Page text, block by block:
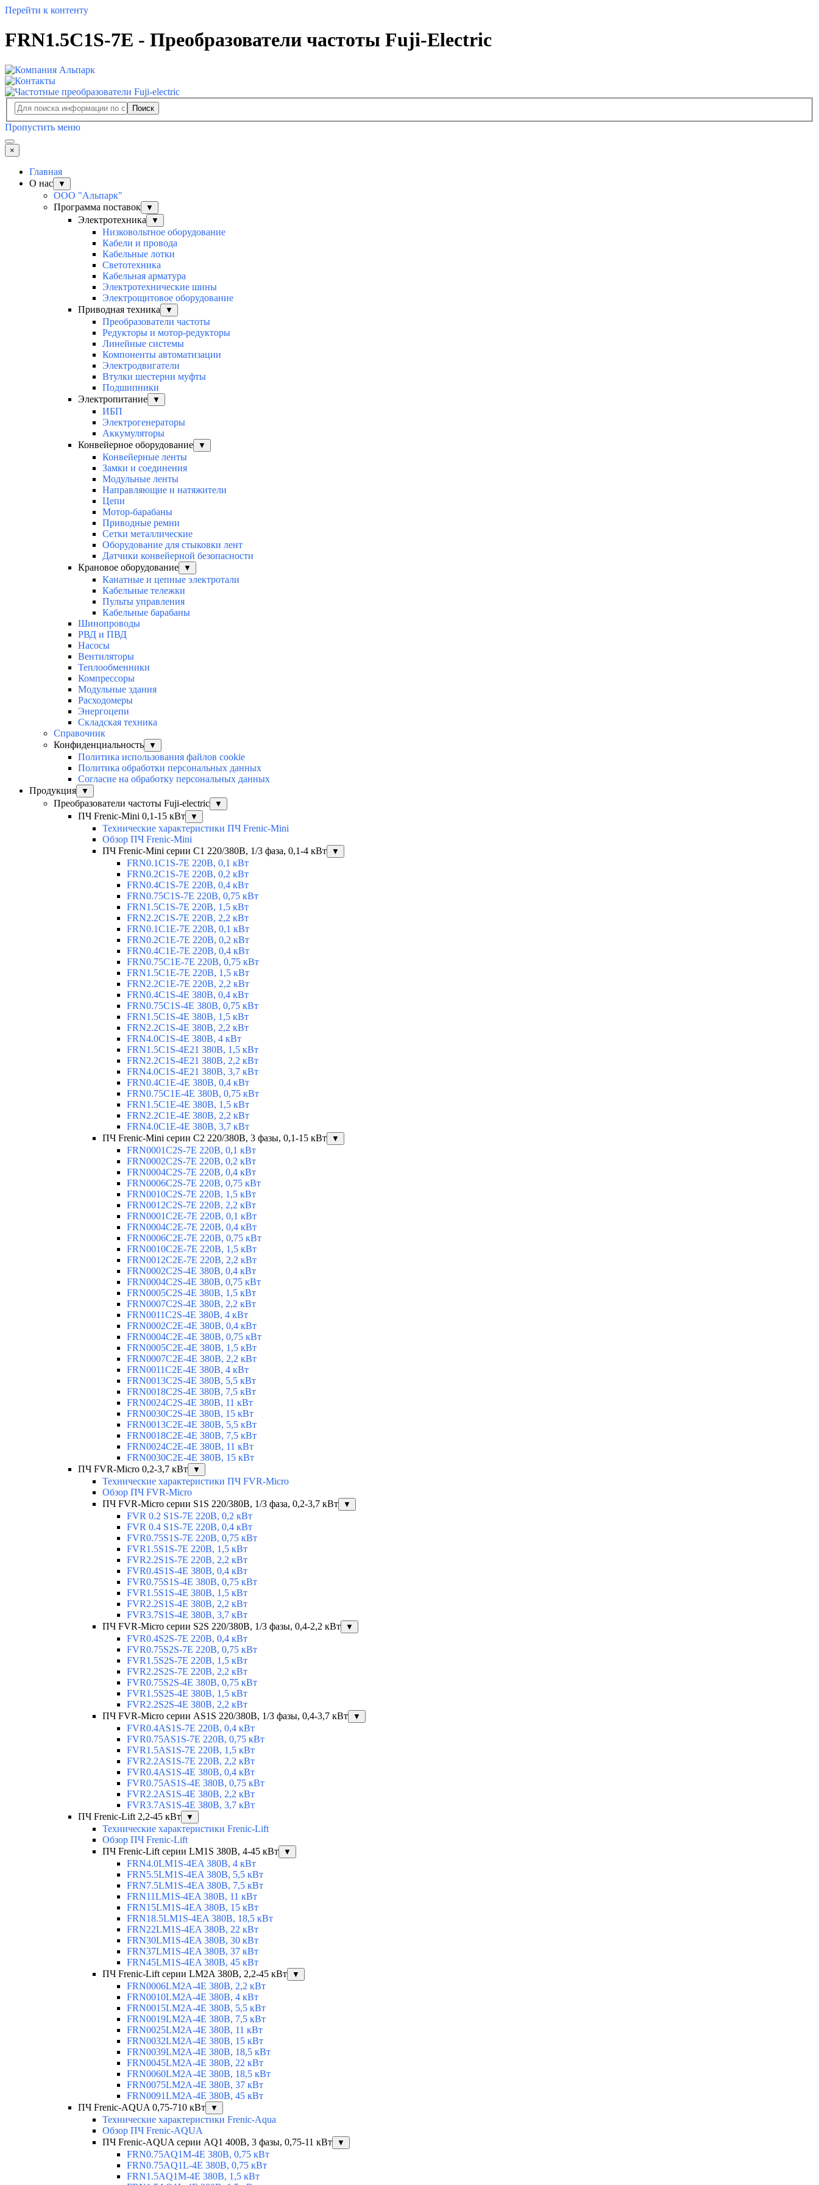
Перейти к контенту
FRN1.5C1S-7E - Преобразователи частоты Fuji-Electric
Поиск
Пропустить меню
×
Главная
О нас
▼
ООО "Альпарк"
Программа поставок
▼
Электротехника ▼
Низковольтное оборудование
Кабели и провода
Кабельные лотки
Светотехника
Кабельная арматура
Электротехнические шины
Электрощитовое оборудование
Приводная техника
▼
Преобразователи частоты
Редукторы и мотор-редукторы
Линейные системы
Компоненты автоматизации
Электродвигатели
Втулки шестерни муфты
Подшипники
Электропитание
▼
ИБП
Электрогенераторы
Аккумуляторы
Конвейерное оборудование
▼
Конвейерные ленты
Замки и соединения
Модульные ленты
Направляющие и натяжители
Цепи
Мотор-барабаны
Приводные ремни
Сетки металлические
Оборудование для стыковки лент
Датчики конвейерной безопасности
Крановое оборудование
▼
Канатные и цепные электротали
Кабельные тележки
Пульты управления
Кабельные барабаны
Шинопроводы
РВД и ПВД
Насосы
Вентиляторы
Теплообменники
Компрессоры
Модульные здания
Расходомеры
Энергоцепи
Складская техника
Справочник
Конфиденциальность
▼
Политика использования файлов cookie
Политика обработки персональных данных
Согласие на обработку персональных данных
Продукция
▼
Преобразователи частоты Fuji-electric ▼
ПЧ Frenic-Mini 0,1-15 кВт ▼
Технические характеристики ПЧ Frenic-Mini
Обзор ПЧ Frenic-Mini
ПЧ Frenic-Mini серии C1 220/380В, 1/3 фаза, 0,1-4 кВт
▼
FRN0.1C1S-7E 220В, 0,1 кВт
FRN0.2C1S-7E 220В, 0,2 кВт
FRN0.4C1S-7E 220В, 0,4 кВт
FRN0.75C1S-7E 220В, 0,75 кВт
FRN1.5C1S-7E 220В, 1,5 кВт
FRN2.2C1S-7E 220В, 2,2 кВт
FRN0.1C1E-7E 220В, 0,1 кВт
FRN0.2C1E-7E 220В, 0,2 кВт
FRN0.4C1E-7E 220В, 0,4 кВт
FRN0.75C1E-7E 220В, 0,75 кВт
FRN1.5C1E-7E 220В, 1,5 кВт
FRN2.2C1E-7E 220В, 2,2 кВт
FRN0.4C1S-4E 380В, 0,4 кВт
FRN0.75C1S-4E 380В, 0,75 кВт
FRN1.5C1S-4E 380В, 1,5 кВт
FRN2.2C1S-4E 380В, 2,2 кВт
FRN4.0C1S-4E 380В, 4 кВт
FRN1.5C1S-4E21 380В, 1,5 кВт
FRN2.2C1S-4E21 380В, 2,2 кВт
FRN4.0C1S-4E21 380В, 3,7 кВт
FRN0.4C1E-4E 380В, 0,4 кВт
FRN0.75C1E-4E 380В, 0,75 кВт
FRN1.5C1E-4E 380В, 1,5 кВт
FRN2.2C1E-4E 380В, 2,2 кВт
FRN4.0C1E-4E 380В, 3,7 кВт
ПЧ Frenic-Mini серии С2 220/380В, 3 фазы, 0,1-15 кВт
▼
FRN0001C2S-7E 220В, 0,1 кВт
FRN0002C2S-7E 220В, 0,2 кВт
FRN0004C2S-7E 220В, 0,4 кВт
FRN0006C2S-7E 220В, 0,75 кВт
FRN0010C2S-7E 220В, 1,5 кВт
FRN0012C2S-7E 220В, 2,2 кВт
FRN0001C2E-7E 220В, 0,1 кВт
FRN0004C2E-7E 220В, 0,4 кВт
FRN0006C2E-7E 220В, 0,75 кВт
FRN0010C2E-7E 220В, 1,5 кВт
FRN0012C2E-7E 220В, 2,2 кВт
FRN0002C2S-4E 380В, 0,4 кВт
FRN0004C2S-4E 380В, 0,75 кВт
FRN0005C2S-4E 380В, 1,5 кВт
FRN0007C2S-4E 380В, 2,2 кВт
FRN0011C2S-4E 380В, 4 кВт
FRN0002C2E-4E 380В, 0,4 кВт
FRN0004C2E-4E 380В, 0,75 кВт
FRN0005C2E-4E 380В, 1,5 кВт
FRN0007C2E-4E 380В, 2,2 кВт
FRN0011C2E-4E 380В, 4 кВт
FRN0013C2S-4E 380В, 5,5 кВт
FRN0018C2S-4E 380В, 7,5 кВт
FRN0024C2S-4E 380В, 11 кВт
FRN0030C2S-4E 380В, 15 кВт
FRN0013C2E-4E 380В, 5,5 кВт
FRN0018C2E-4E 380В, 7,5 кВт
FRN0024C2E-4E 380В, 11 кВт
FRN0030C2E-4E 380В, 15 кВт
ПЧ FVR-Micro 0,2-3,7 кВт
▼
Технические характеристики ПЧ FVR-Micro
Обзор ПЧ FVR-Micro
ПЧ FVR-Micro серии S1S 220/380В, 1/3 фаза, 0,2-3,7 кВт
▼
FVR 0.2 S1S-7E 220В, 0,2 кВт
FVR 0.4 S1S-7E 220В, 0,4 кВт
FVR0.75S1S-7E 220В, 0,75 кВт
FVR1.5S1S-7E 220В, 1,5 кВт
FVR2.2S1S-7E 220В, 2,2 кВт
FVR0.4S1S-4E 380В, 0,4 кВт
FVR0.75S1S-4E 380В, 0,75 кВт
FVR1.5S1S-4E 380В, 1,5 кВт
FVR2.2S1S-4E 380В, 2,2 кВт
FVR3.7S1S-4E 380В, 3,7 кВт
ПЧ FVR-Micro серии S2S 220/380В, 1/3 фазы, 0,4-2,2 кВт
▼
FVR0.4S2S-7E 220В, 0,4 кВт
FVR0.75S2S-7E 220В, 0,75 кВт
FVR1.5S2S-7E 220В, 1,5 кВт
FVR2.2S2S-7E 220В, 2,2 кВт
FVR0.75S2S-4E 380В, 0,75 кВт
FVR1.5S2S-4E 380В, 1,5 кВт
FVR2.2S2S-4E 380В, 2,2 кВт
ПЧ FVR-Micro серии AS1S 220/380В, 1/3 фазы, 0,4-3,7 кВт
▼
FVR0.4AS1S-7E 220В, 0,4 кВт
FVR0.75AS1S-7E 220В, 0,75 кВт
FVR1.5AS1S-7E 220В, 1,5 кВт
FVR2.2AS1S-7E 220В, 2,2 кВт
FVR0.4AS1S-4E 380В, 0,4 кВт
FVR0.75AS1S-4E 380В, 0,75 кВт
FVR2.2AS1S-4E 380В, 2,2 кВт
FVR3.7AS1S-4E 380В, 3,7 кВт
ПЧ Frenic-Lift 2,2-45 кВт
▼
Технические характеристики Frenic-Lift
Обзор ПЧ Frenic-Lift
ПЧ Frenic-Lift серии LM1S 380В, 4-45 кВт
▼
FRN4.0LM1S-4EA 380В, 4 кВт
FRN5.5LM1S-4EA 380В, 5,5 кВт
FRN7.5LM1S-4EA 380В, 7,5 кВт
FRN11LM1S-4EA 380В, 11 кВт
FRN15LM1S-4EA 380В, 15 кВт
FRN18.5LM1S-4EA 380В, 18,5 кВт
FRN22LM1S-4EA 380В, 22 кВт
FRN30LM1S-4EA 380В, 30 кВт
FRN37LM1S-4EA 380В, 37 кВт
FRN45LM1S-4EA 380В, 45 кВт
ПЧ Frenic-Lift серии LM2A 380В, 2,2-45 кВт
▼
FRN0006LM2A-4E 380В, 2,2 кВт
FRN0010LM2A-4E 380В, 4 кВт
FRN0015LM2A-4E 380В, 5,5 кВт
FRN0019LM2A-4E 380В, 7,5 кВт
FRN0025LM2A-4E 380В, 11 кВт
FRN0032LM2A-4E 380В, 15 кВт
FRN0039LM2A-4E 380В, 18,5 кВт
FRN0045LM2A-4E 380В, 22 кВт
FRN0060LM2A-4E 380В, 18,5 кВт
FRN0075LM2A-4E 380В, 37 кВт
FRN0091LM2A-4E 380В, 45 кВт
ПЧ Frenic-AQUA 0,75-710 кВт
▼
Технические характеристики Frenic-Aqua
Обзор ПЧ Frenic-AQUA
ПЧ Frenic-AQUA серии AQ1 400В, 3 фазы, 0,75-11 кВт
▼
FRN0.75AQ1M-4E 380В, 0,75 кВт
FRN0.75AQ1L-4E 380В, 0,75 кВт
FRN1.5AQ1M-4E 380В, 1,5 кВт